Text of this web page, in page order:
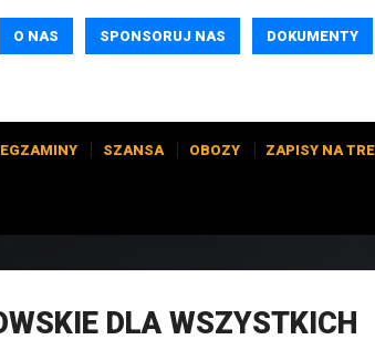
O NAS SPONSORUJ NAS DOKUMENTY
EGZAMINY SZANSA OBOZY ZAPISY NA
DLA WSZYSTKICH